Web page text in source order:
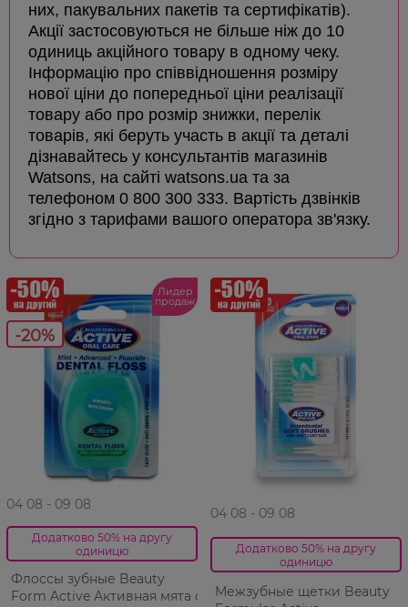
них, пакувальних пакетів та сертифікатів).
Акції застосовуються не більше ніж до 10
одиниць акційного товару в одному чеку.
Інформацію про співвідношення розміру
нової ціни до попередньої ціни реалізації
товару або про розмір знижки, перелік
товарів, які беруть участь в акції та деталі
дізнавайтесь у консультантів магазинів
Watsons, на сайті watsons.ua та за
телефоном 0 800 300 333. Вартість дзвінків
згідно з тарифами вашого оператора зв'язку.
-20%
Лидер
продаж
04 08 - 09 08
Додатково 50% на другу
одиницю
Флоссы зубные Beauty
Form Active Активная мята с
04 08 - 09 08
Додатково 50% на другу
одиницю
Межзубные щетки Beauty